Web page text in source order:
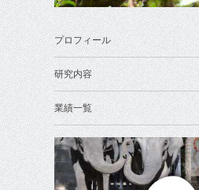
プロフィール
研究内容
業績一覧